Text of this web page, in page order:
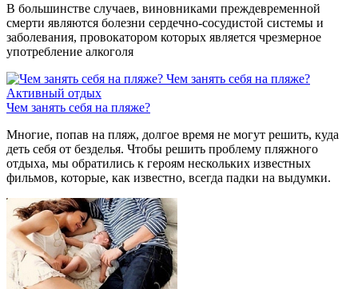
В большинстве случаев, виновниками преждевременной
смерти являются болезни сердечно-сосудистой системы и
заболевания, провокатором которых является чрезмерное
употребление алкоголя
Чем занять себя на пляже?
Активный отдых
Чем занять себя на пляже?
Многие, попав на пляж, долгое время не могут решить, куда
деть себя от безделья. Чтобы решить проблему пляжного
отдыха, мы обратились к героям нескольких известных
фильмов, которые, как известно, всегда падки на выдумки.